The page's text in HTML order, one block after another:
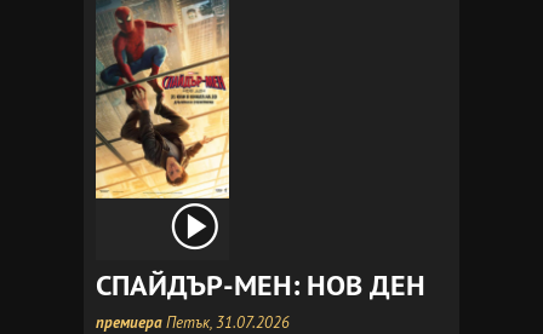
СПАЙДЪР-МЕН: НОВ ДЕН
премиераПетък, 31.07.2026